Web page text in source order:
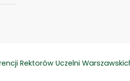
Rektorów Uczelni